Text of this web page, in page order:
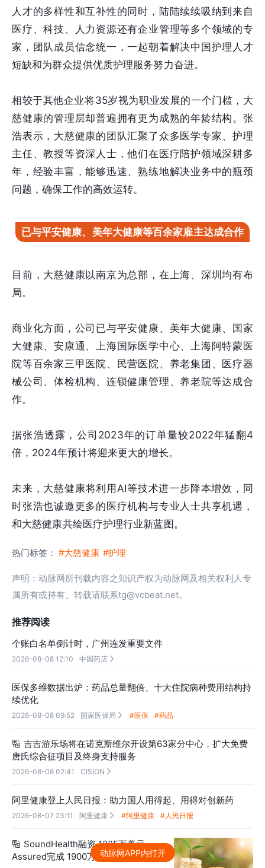
人才的多样性和互补性的同时，陆陆续续吸纳到来自
医疗、科技、人力资源还有企业管理等多个领域的专
家，团队成员信念统一，一起朝着解决中国护理人才
短缺和为群众提供优质护理服务努力奋进。
相较于其他企业将35岁视为职业发展的一个门槛，大
慈健康的管理层却普遍拥有更为成熟的年龄结构。张
浩表示，大慈健康的团队汇聚了众多医学专家、护理
主任、教授等资深人士，他们在医疗陪护领域深耕多
年，经验丰富，能够迅速、熟练地解决业务中的瓶颈
问题，确保工作的高效运转。
已与平安健康、美年大健康等百余家雇主达成合作
目前，大慈健康以南京为总部，在上海、深圳均有布
局。
商业化方面，公司已与平安健康、美年大健康、国家
大健康、安康通、上海国际医学中心、上海阿特蒙医
院等百余家三甲医院、民营医院、养老集团、医疗器
械公司、体检机构、连锁健康管理、养老院等达成合
作。
据张浩透露，公司2023年的订单量较2022年猛翻4
倍，2024年预计将迎来更大的增长。
未来，大慈健康将利用AI等技术进一步降本增效，同
时张浩也诚邀更多的医疗机构与专业人士共享机遇，
和大慈健康共绘医疗护理行业新蓝图。
热门标签： #大慈健康 #护理
声明：动脉网所刊载内容之知识产权为动脉网及相关权利人专
属所有或持有。转载请联系tg@vcbeat.net。
推荐阅读
个账白名单倒计时，广州连发重要文件
2026-08-08 12:10 中国药店 
医保多维数据出炉：药品总量翻倍、十大住院病种费用结构持
续优化
2026-08-08 09:52 国家医保局  #医保 #药品
 吉吉游乐场将在诺克斯维尔开设第63家分中心，扩大免费
唐氏综合征项目及终身支持服务
2026-08-08 02:41 CISION 
阿里健康登上人民日报：助力国人用得起、用得对创新药
2026-08-07 23:11 阿里健康  #阿里健康 #人民日报
 SoundHealth融资 1225万美元
Assured完成 1900万美元 A轮融资
动脉网APP内打开